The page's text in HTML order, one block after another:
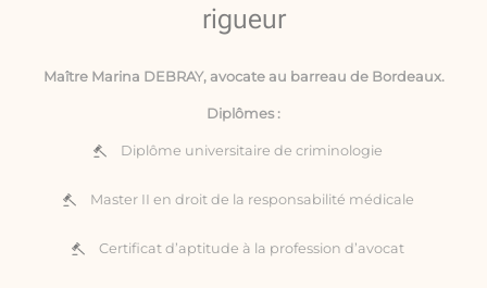
rigueur
Maître Marina DEBRAY, avocate au barreau de Bordeaux.
Diplômes :
Diplôme universitaire de criminologie
Master II en droit de la responsabilité médicale
Certificat d’aptitude à la profession d’avocat